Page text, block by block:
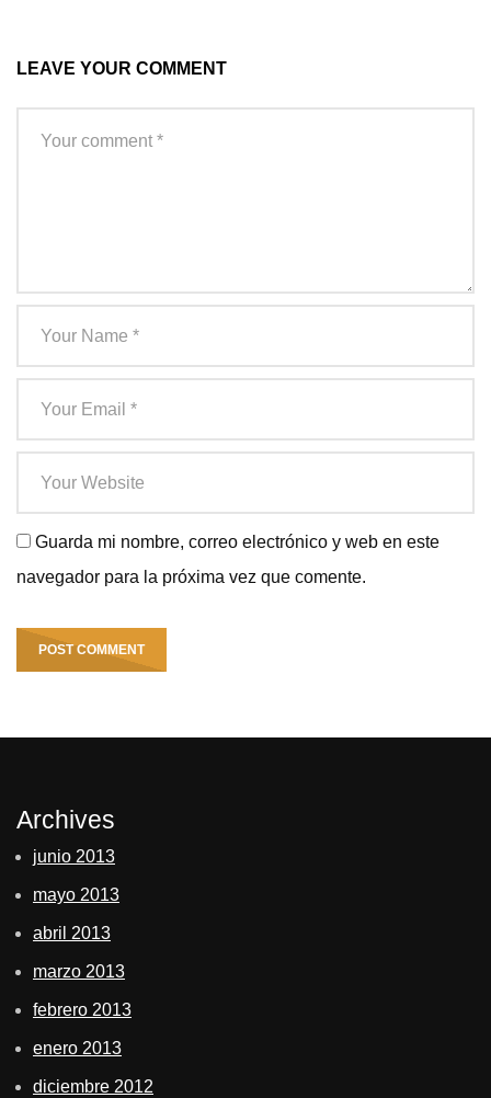
LEAVE YOUR COMMENT
Guarda mi nombre, correo electrónico y web en este
navegador para la próxima vez que comente.
Archives
junio 2013
mayo 2013
abril 2013
marzo 2013
febrero 2013
enero 2013
diciembre 2012